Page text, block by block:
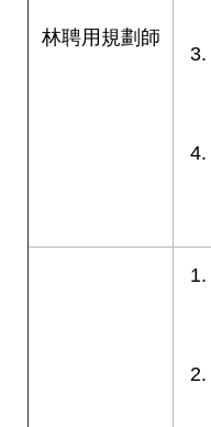
林聘用規劃師